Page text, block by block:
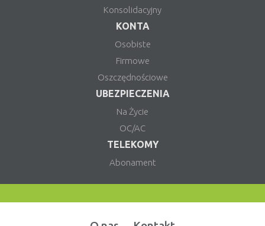
Konsolidacyjny
KONTA
Osobiste
Firmowe
Oszczędnościowe
UBEZPIECZENIA
Na Życie
OC/AC
TELEKOMY
Abonament